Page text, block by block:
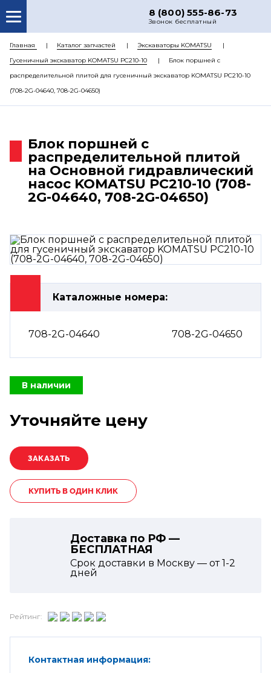
8 (800) 555-86-73
Звонок бесплатный
О НАС
КАТАЛОГ ЗАПЧАСТЕЙ
КОНТАКТЫ
Главная Каталог запчастей
Экскаваторы KOMATSU
Гусеничный экскаватор KOMATSU PC210-10
Блок поршней c
распределительной плитой для гусеничный экскаватор KOMATSU PC210-10
(708-2G-04640, 708-2G-04650)
Блок поршней c
распределительной плитой
на Основной гидравлический
насос KOMATSU PC210-10 (708-
2G-04640, 708-2G-04650)
Каталожные номера:
708-2G-04640 708-2G-04650
В наличии
Уточняйте цену
КУПИТЬ В ОДИН КЛИК
Доставка по РФ —
БЕСПЛАТНАЯ
Срок доставки в Москву — от1-2
дней
Рейтинг:
Контактная информация: